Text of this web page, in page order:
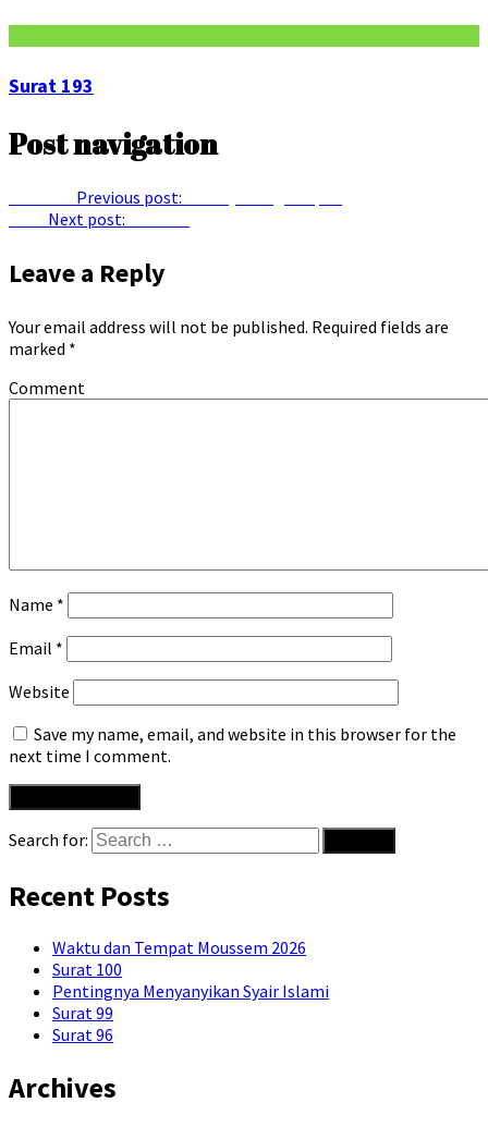
Surat 193
Post navigation
Previous post:
Next post:
Leave a Reply
Your email address will not be published. Required fields are
marked *
Comment
Name *
Email *
Website
Save my name, email, and website in this browser for the
next time I comment.
Search for:
Recent Posts
Waktu dan Tempat Moussem 2026
Surat 100
Pentingnya Menyanyikan Syair Islami
Surat 99
Surat 96
Archives